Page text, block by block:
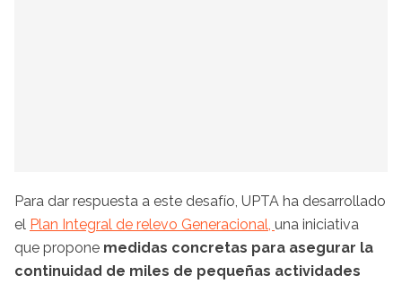
Para dar respuesta a este desafío, UPTA ha desarrollado
el Plan Integral de relevo Generacional, una iniciativa
que propone medidas concretas para asegurar la
continuidad de miles de pequeñas actividades